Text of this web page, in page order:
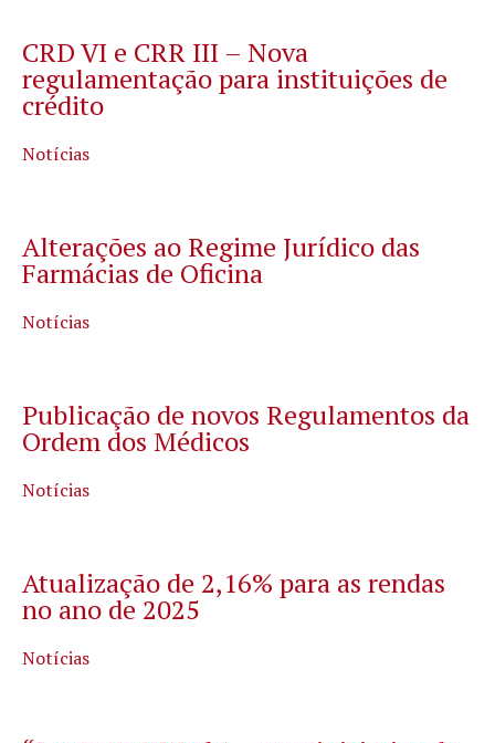
CRD VI e CRR III – Nova
regulamentação para instituições de
crédito
Notícias
Alterações ao Regime Jurídico das
Farmácias de Oficina
Notícias
Publicação de novos Regulamentos da
Ordem dos Médicos
Notícias
Atualização de 2,16% para as rendas
no ano de 2025
Notícias